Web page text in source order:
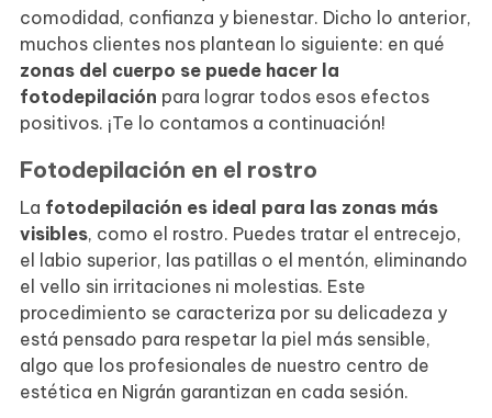
comodidad, confianza y bienestar. Dicho lo anterior,
muchos clientes nos plantean lo siguiente: en qué
zonas del cuerpo se puede hacer la
fotodepilación para lograr todos esos efectos
positivos. ¡Te lo contamos a continuación!
Fotodepilación en el rostro
La fotodepilación es ideal para las zonas más
visibles, como el rostro. Puedes tratar el entrecejo,
el labio superior, las patillas o el mentón, eliminando
el vello sin irritaciones ni molestias. Este
procedimiento se caracteriza por su delicadeza y
está pensado para respetar la piel más sensible,
algo que los profesionales de nuestro centro de
estética en Nigrán garantizan en cada sesión.